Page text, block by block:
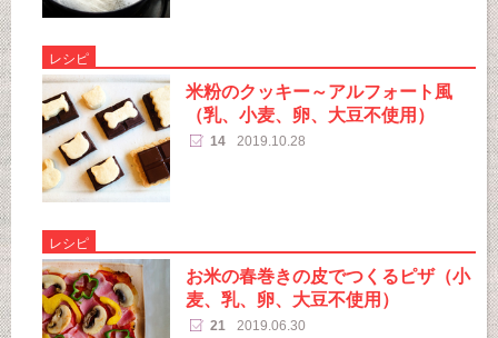
レシピ
米粉のクッキー～アルフォート風
（乳、小麦、卵、大豆不使用）
14 2019.10.28
レシピ
お米の春巻きの皮でつくるピザ（小
麦、乳、卵、大豆不使用）
21 2019.06.30